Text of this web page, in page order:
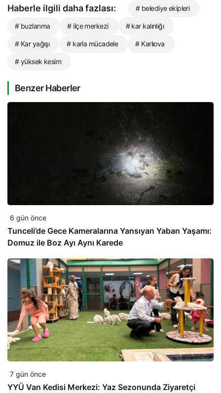
Haberle ilgili daha fazlası: # belediye ekipleri
# buzlanma # ilçe merkezi # kar kalınlığı
# Kar yağışı # karla mücadele # Karlıova
# yüksek kesim
Benzer Haberler
6 gün önce
Tunceli’de Gece Kameralarına Yansıyan Yaban Yaşamı:
Domuz ile Boz Ayı Aynı Karede
7 gün önce
YYÜ Van Kedisi Merkezi: Yaz Sezonunda Ziyaretçi